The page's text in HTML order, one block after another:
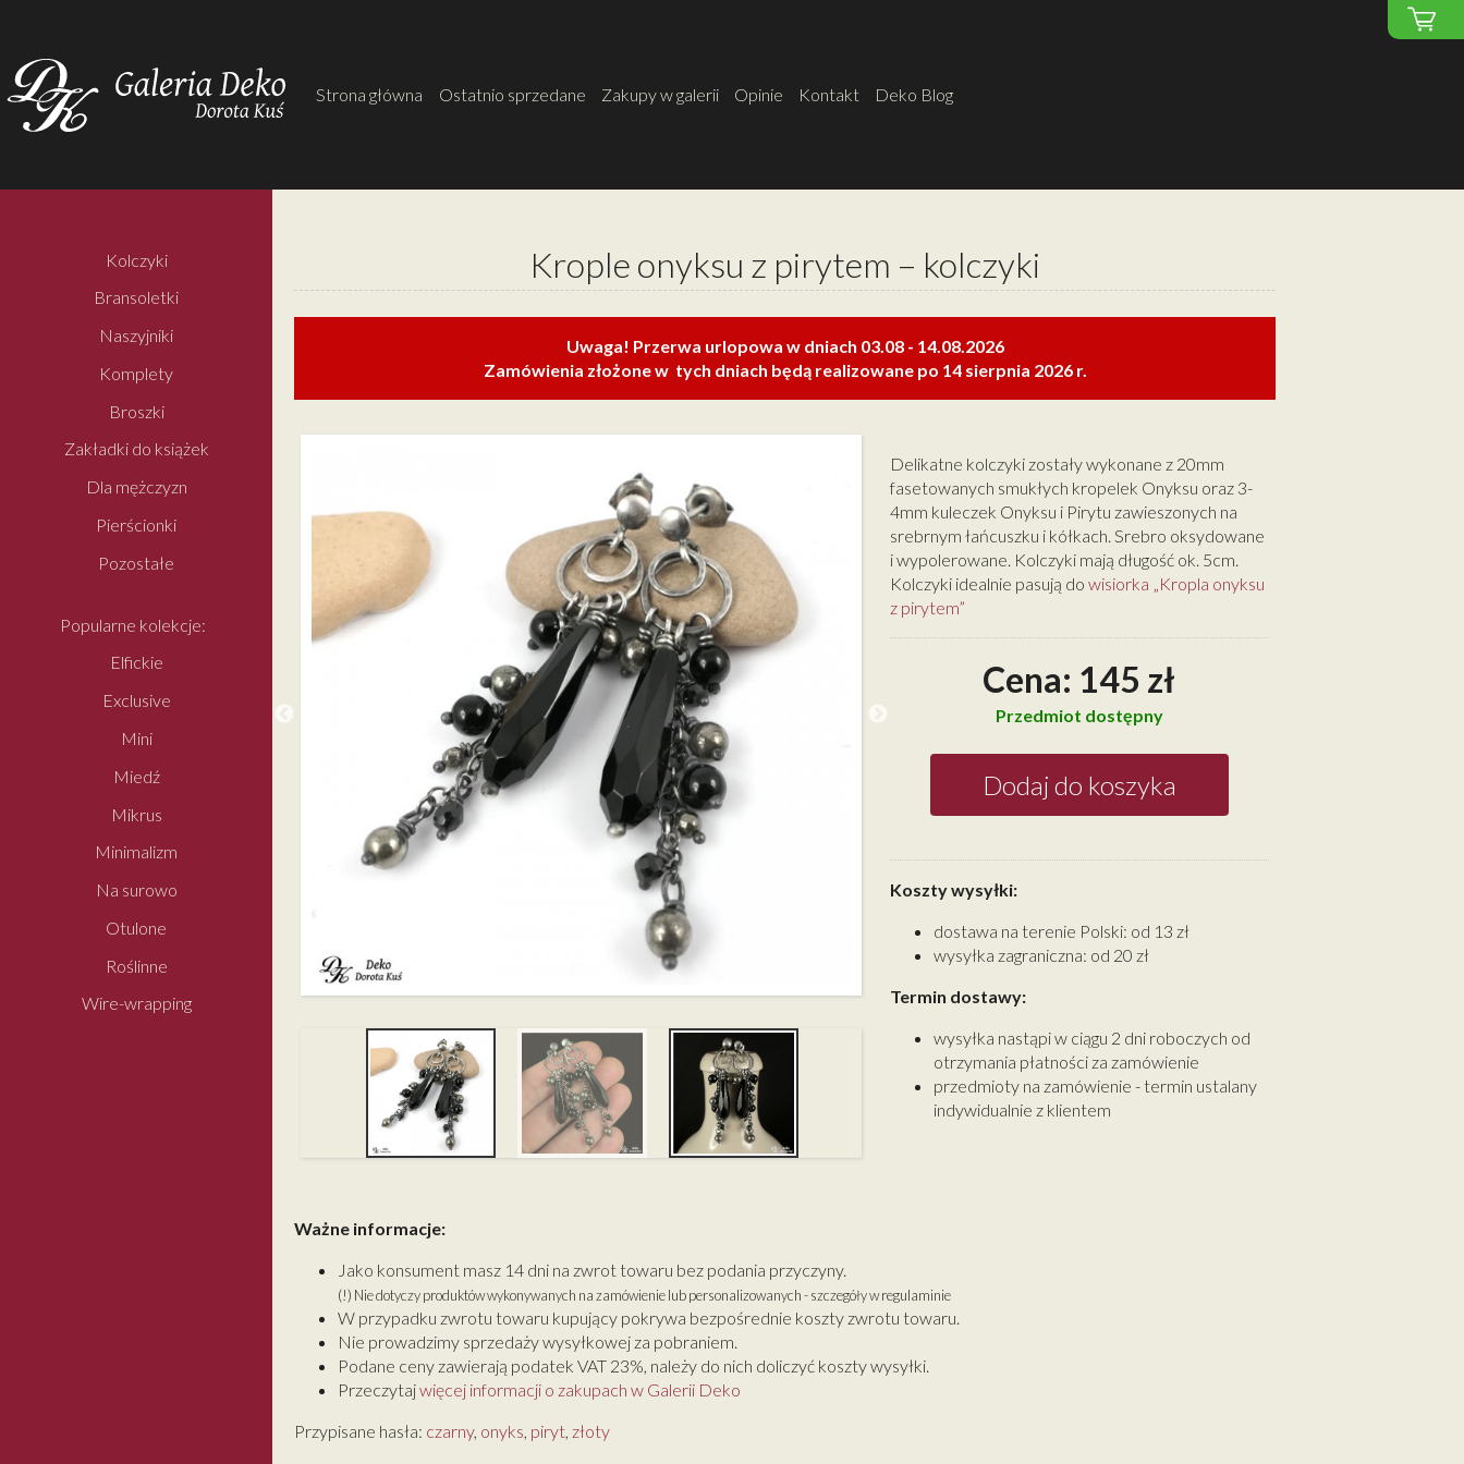
Strona główna Ostatnio sprzedane Zakupy w galerii Opinie Kontakt Deko Blog
Kolczyki
Bransoletki
Naszyjniki
Komplety
Broszki
Zakładki do książek
Dla mężczyzn
Pierścionki
Pozostałe
Popularne kolekcje:
Elfickie
Exclusive
Mini
Miedź
Mikrus
Minimalizm
Na surowo
Otulone
Roślinne
Wire-wrapping
Krople onyksu z pirytem – kolczyki
Uwaga! Przerwa urlopowa w dniach 03.08 - 14.08.2026
Zamówienia złożone w tych dniach będą realizowane po 14 sierpnia 2026 r.
Delikatne kolczyki zostały wykonane z 20mm
fasetowanych smukłych kropelek Onyksu oraz 3-
4mm kuleczek Onyksu i Pirytu zawieszonych na
srebrnym łańcuszku i kółkach. Srebro oksydowane
i wypolerowane. Kolczyki mają długość ok. 5cm.
Kolczyki idealnie pasują do wisiorka „Kropla onyksu
z pirytem”
Cena: 145 zł
Przedmiot dostępny
Dodaj do koszyka
Koszty wysyłki:
dostawa na terenie Polski: od 13 zł
wysyłka zagraniczna: od 20 zł
Termin dostawy:
wysyłka nastąpi w ciągu 2 dni roboczych od
otrzymania płatności za zamówienie
przedmioty na zamówienie - termin ustalany
indywidualnie z klientem
Ważne informacje:
Jako konsument masz 14 dni na zwrot towaru bez podania przyczyny.
(!) Nie dotyczy produktów wykonywanych na zamówienie lub personalizowanych - szczegóły w regulaminie
W przypadku zwrotu towaru kupujący pokrywa bezpośrednie koszty zwrotu towaru.
Nie prowadzimy sprzedaży wysyłkowej za pobraniem.
Podane ceny zawierają podatek VAT 23%, należy do nich doliczyć koszty wysyłki.
Przeczytajwięcej informacji o zakupach w Galerii Deko
Przypisane hasła: czarny, onyks piryt złoty